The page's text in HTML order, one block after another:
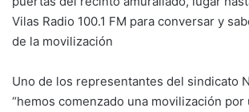
Vilas Radio 100.1 FM para conversar y
de la movilización
Uno de los representantes del sindicato
“hemos comenzado una movilización por